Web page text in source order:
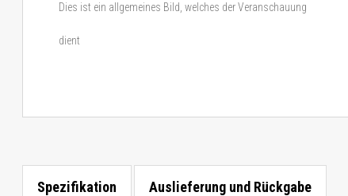
Dies ist ein allgemeines Bild, welches der Veranschauung
dient
Spezifikation Auslieferung und Rückgabe